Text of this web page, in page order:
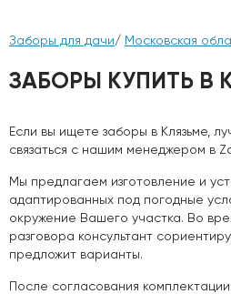
Заборы для дачи/ Московская
ЗАБОРЫ КУПИТЬ В
Если вы ищете заборы в Клязьме,
связаться с нашим менеджером в
Мы предлагаем изготовление и
адаптированных под погодные
окружение Вашего участка. Во
разговора консультант
предложит варианты.
После согласования